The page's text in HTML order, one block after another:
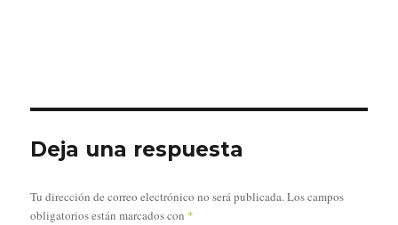
Deja una respuesta
Tu dirección de correo electrónico no será publicada.Los campos
obligatorios están marcados con *